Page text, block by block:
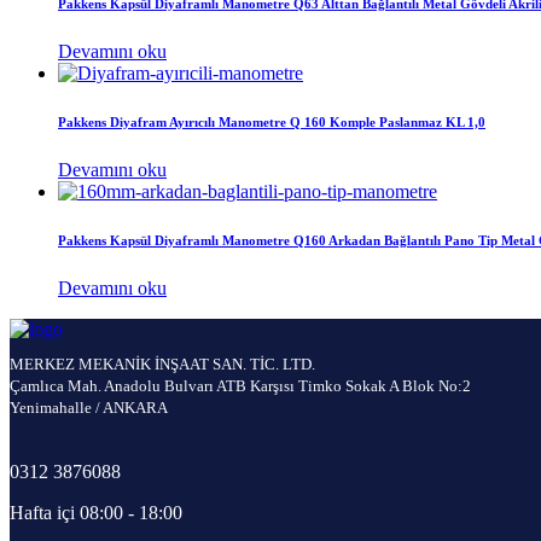
Pakkens Kapsül Diyaframlı Manometre Q63 Alttan Bağlantılı Metal Gövdeli
Devamını oku
Pakkens Diyafram Ayırıcılı Manometre Q 160 Komple Paslanmaz KL 1,0
Devamını oku
Pakkens Kapsül Diyaframlı Manometre Q160 Arkadan Bağlantılı Pano Tip
Devamını oku
MERKEZ MEKANİK İNŞAAT SAN. TİC. LTD.
Çamlıca Mah. Anadolu Bulvarı ATB Karşısı Timko Sokak A Blok No:2
Yenimahalle / ANKARA
0312 3876088
Hafta içi 08:00 - 18:00